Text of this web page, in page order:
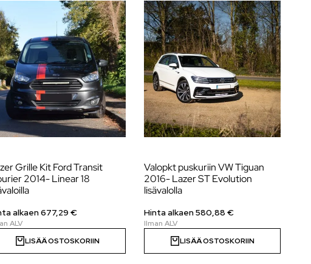
Grille Kit Ford Transit
2014- Linear 18
alkaen 677,29 €
LISÄÄ OSTOSKORIIN
Valopkt puskuriin VW Tiguan
2016- Lazer ST Evolution
lisävalolla
Hinta alkaen580,88€
LISÄÄ OSTOSKORIIN